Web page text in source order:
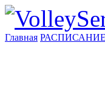
Главная РАСПИСАНИЕ